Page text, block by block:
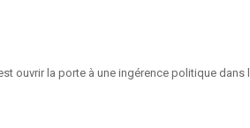
la porte à une ingérence politique